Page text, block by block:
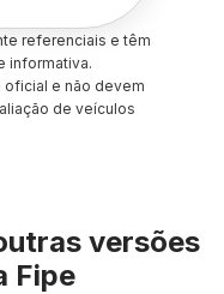
referenciais e têm
informativa.
e não devem
de veículos
versões
Fipe